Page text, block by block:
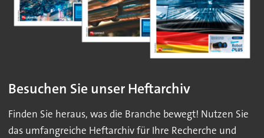
Besuchen Sie unser Heftarchiv
Finden Sie heraus, was die Branche bewegt! Nutzen Sie
das umfangreiche Heftarchiv für Ihre Recherche und